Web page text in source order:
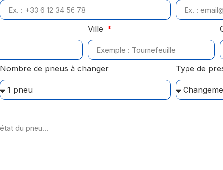
Ville
Nombre de pneus à changer Type de